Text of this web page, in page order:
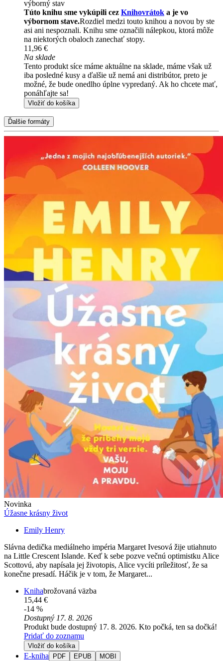
výborný stav
Túto knihu sme vykúpili cez Knihovrátok a je vo
výbornom stave.Rozdiel medzi touto knihou a novou by ste
asi ani nespoznali. Knihu sme označili nálepkou, ktorá môže
na niektorých obaloch zanechať stopy.
11,96 €
Na sklade
Tento produkt síce máme aktuálne na sklade, máme však už
iba posledné kusy a ďalšie už nemá ani distribútor, preto je
možné, že bude onedlho úplne vypredaný. Ak ho chcete mať,
ponáhľajte sa!
Vložiť do košíka
Ďalšie formáty
Novinka
Úžasne krásny život
Emily Henry
Slávna dedička mediálneho impéria Margaret Ivesová žije utiahnuto
na Little Crescent Islande. Keď k sebe pozve večnú optimistku Alice
Scottovú, aby napísala jej životopis, Alice vycíti príležitosť, že sa
konečne presadí. Háčik je v tom, že Margaret...
Knihabrožovaná väzba
15,44 €
-14 %
Dostupný 17. 8. 2026
Produkt bude dostupný 17. 8. 2026. Kto počká, ten sa dočká!
Pridať do zoznamu
Vložiť do košíka
E-kniha PDF EPUB MOBI